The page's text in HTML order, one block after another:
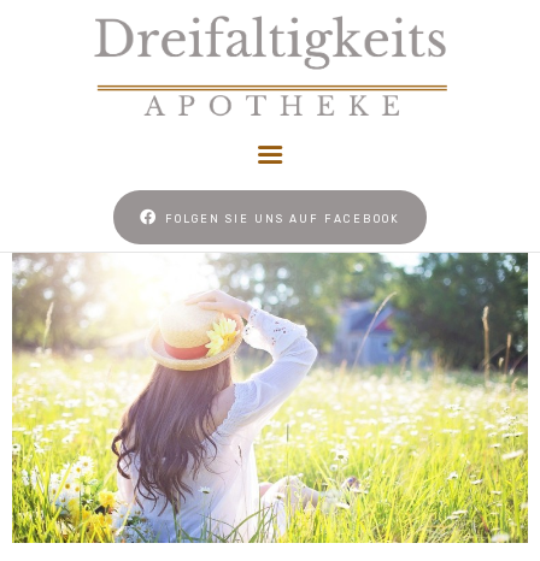
FOLGEN SIE UNS AUF FACEBOOK
HOME
NACHTDIENST
UNSER REZEPT
NEWS
KONTAKT
COOKIE-RICHTLINIE
(EU)